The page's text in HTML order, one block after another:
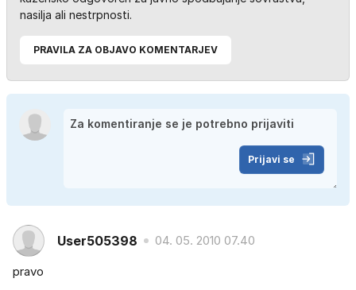
nasilja ali nestrpnosti.
PRAVILA ZA OBJAVO KOMENTARJEV
Prijavi se
User505398 04. 05. 2010 07.40
pravo